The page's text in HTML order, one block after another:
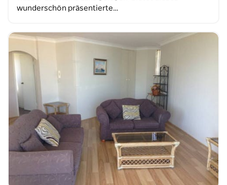
wunderschön präsentierte…